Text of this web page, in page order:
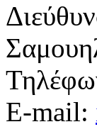
E-mail: